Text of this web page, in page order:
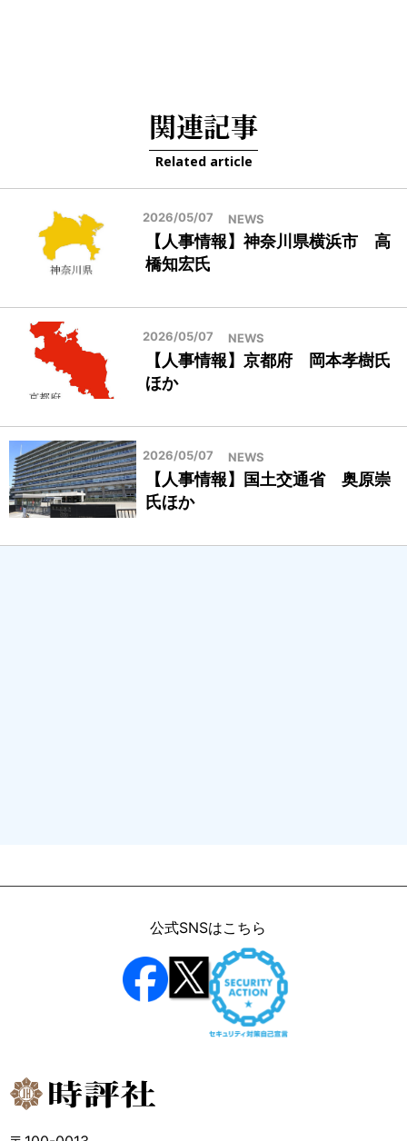
関連記事
Related article
2026/05/07 NEWS
【人事情報】神奈川県横浜市 高
橋知宏氏
2026/05/07 NEWS
【人事情報】京都府 岡本孝樹氏
ほか
2026/05/07 NEWS
【人事情報】国土交通省 奥原崇
氏ほか
公式SNSはこちら